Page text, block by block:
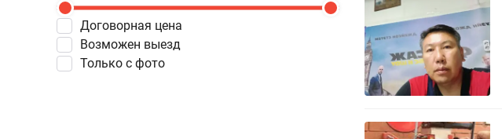
Договорная цена
Возможен выезд
Только с фото